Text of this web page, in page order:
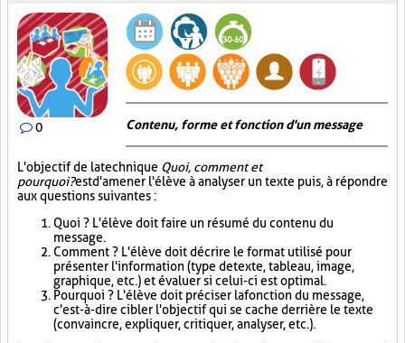
0 Contenu, forme et fonction d'un message
L'objectif de la technique Quoi, comment et
pourquoi?est d'amener l'élève à analyser un texte puis, à répondre
aux questions suivantes :
Quoi ? L'élève doit faire un résumé du contenu du
message.
Comment ? L'élève doit décrire le format utilisé pour
présenter l'information (type de texte, tableau, image,
graphique, etc.) et évaluer si celui-ci est optimal.
Pourquoi ? L'élève doit préciser la fonction du message,
c'est-à-dire cibler l'objectif qui se cache derrière le texte
(convaincre, expliquer, critiquer, analyser, etc.).